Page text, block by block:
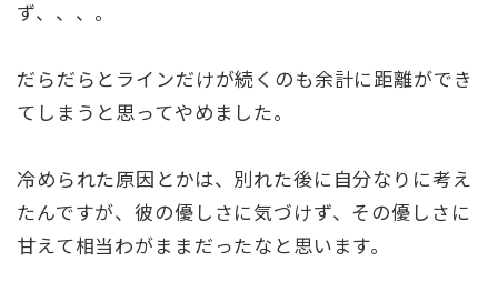
ず、、、。
だらだらとラインだけが続くのも余計に距離ができ
てしまうと思ってやめました。
冷められた原因とかは、別れた後に自分なりに考え
たんですが、彼の優しさに気づけず、その優しさに
甘えて相当わがままだったなと思います。